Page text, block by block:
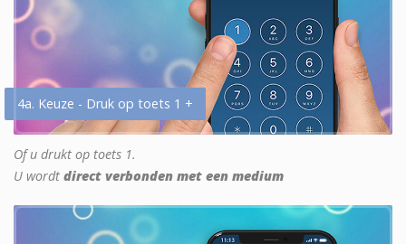
4a. Keuze - Druk op toets 1 +
Of u drukt op toets 1.
U wordt direct verbonden met een medium